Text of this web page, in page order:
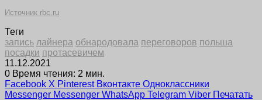
Источник rbc.ru
Теги
запись лайнера обнародовала переговоров польша
посадки протасевичем
11.12.2021
0 Время чтения: 2 мин.
Facebook X Pinterest Вконтакте Одноклассники
Messenger Messenger WhatsApp Telegram Viber Печатать